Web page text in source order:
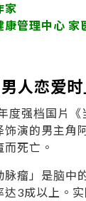
家
康管理中心 家
男人恋爱
度强档国片《
饰演的男主角
而死亡。
脉瘤」是脑
达3成以上。